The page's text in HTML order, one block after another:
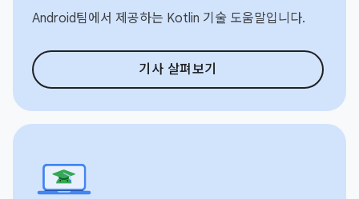
Android팀에서 제공하는 Kotlin 기술 도움말입니다.
기사 살펴보기